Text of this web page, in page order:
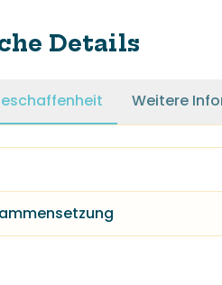
Details
Weitere